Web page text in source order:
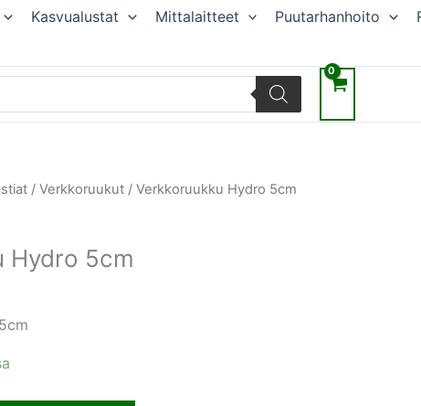
Kasvualustat Mittalaitteet Puutarhanhoito
/ Verkkoruukut / Verkkoruukku Hydro 5cm
Hydro 5cm